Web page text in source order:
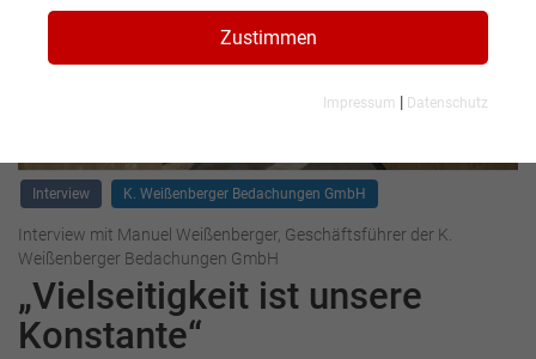
Interview K. Weißenberger Bedachungen GmbH
Interview mit Manuel Weißenberger, Geschäftsführer der K.
Weißenberger Bedachungen GmbH
„Vielseitigkeit ist unsere
Konstante“
Zustimmen
Impressum | Datenschutz